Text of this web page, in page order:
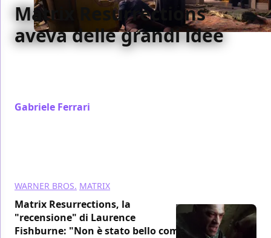
Matrix Resurrections
aveva delle grandi idee
Gabriele Ferrari
WARNER BROS. MATRIX
Matrix Resurrections, la
"recensione" di Laurence
Fishburne: "Non è stato bello come